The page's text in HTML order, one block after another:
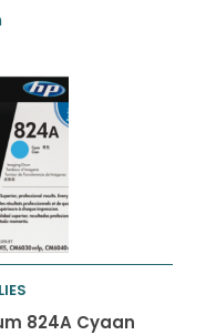
824A Cyaan